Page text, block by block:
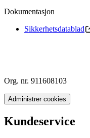
Dokumentasjon
Sikkerhetsdatablad
Org. nr. 911608103
Administrer cookies
Kundeservice